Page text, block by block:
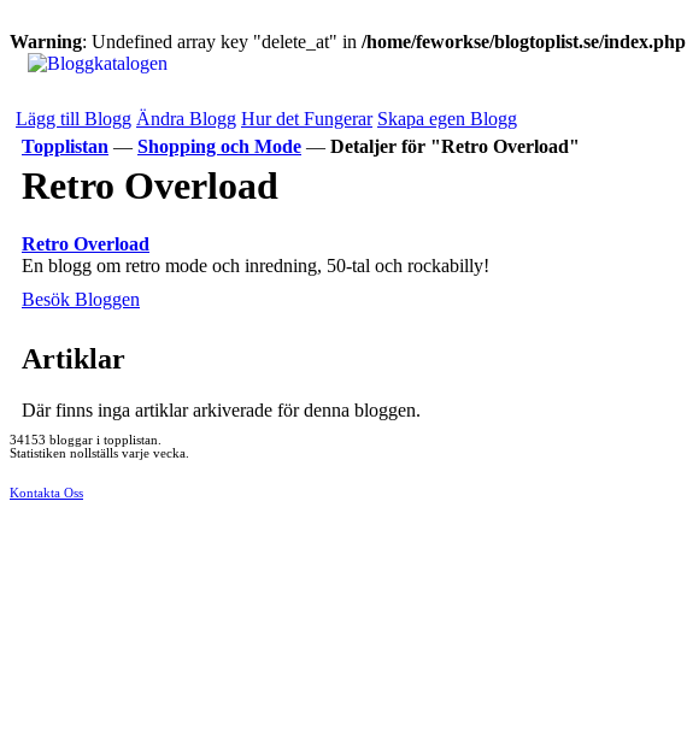
Warning: Undefined array key "delete_at" in /home/feworkse/blogtoplist.se/index.php
Lägg till Blogg Ändra Blogg Hur det Fungerar Skapa egen Blogg
Topplistan — Shopping och Mode — Detaljer för "Retro Overload"
Retro Overload
Retro Overload
En blogg om retro mode och inredning, 50-tal och rockabilly!
Besök Bloggen
Artiklar
Där finns inga artiklar arkiverade för denna bloggen.
34153 bloggar i topplistan.
Statistiken nollställs varje vecka.
Kontakta Oss